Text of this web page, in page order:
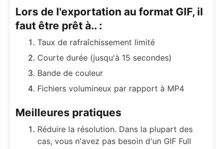
Lors de l'exportation au format GIF, il
faut être prêt à.. :
Taux de rafraîchissement limité
Courte durée (jusqu'à 15 secondes)
Bande de couleur
Fichiers volumineux par rapport à MP4
Meilleures pratiques
Réduire la résolution. Dans la plupart des
cas, vous n'avez pas besoin d'un GIF Full